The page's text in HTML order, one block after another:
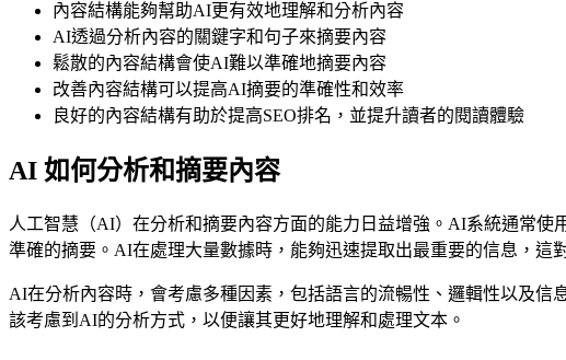
內容結構能夠幫助AI更有效地理解和分析內容
AI透過分析內容的關鍵字和句子來摘要內容
鬆散的內容結構會使AI難以準確地摘要內容
改善內容結構可以提高AI摘要的準確性和效率
良好的內容結構有助於提高SEO排名，並提升讀者的閱讀體驗
AI 如何分析和摘要內容
人工智慧（AI）在分析和摘要內容方面的能力日益增強。AI系統通常
準確的摘要。AI在處理大量數據時，能夠迅速提取出最重要的信息，這
AI在分析內容時，會考慮多種因素，包括語言的流暢性、邏輯性以及
該考慮到AI的分析方式，以便讓其更好地理解和處理文本。